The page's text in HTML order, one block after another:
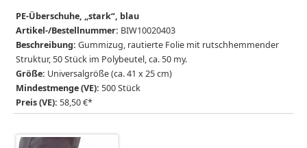
PE-Überschuhe, „stark“, blau
Artikel-/Bestellnummer: BIW10020403
Beschreibung: Gummizug, rautierte Folie mit rutschhemmender
Struktur, 50 Stück im Polybeutel, ca. 50 my.
Größe: Universalgröße (ca. 41 x 25 cm)
Mindestmenge (VE): 500 Stück
Preis (VE): 58,50 €*